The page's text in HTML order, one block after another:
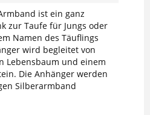
ist ein ganz
zur Taufe für Jungs oder
Namen des Täuflings
wird begleitet von
Lebensbaum und einem
Die Anhänger werden
Silberarmband